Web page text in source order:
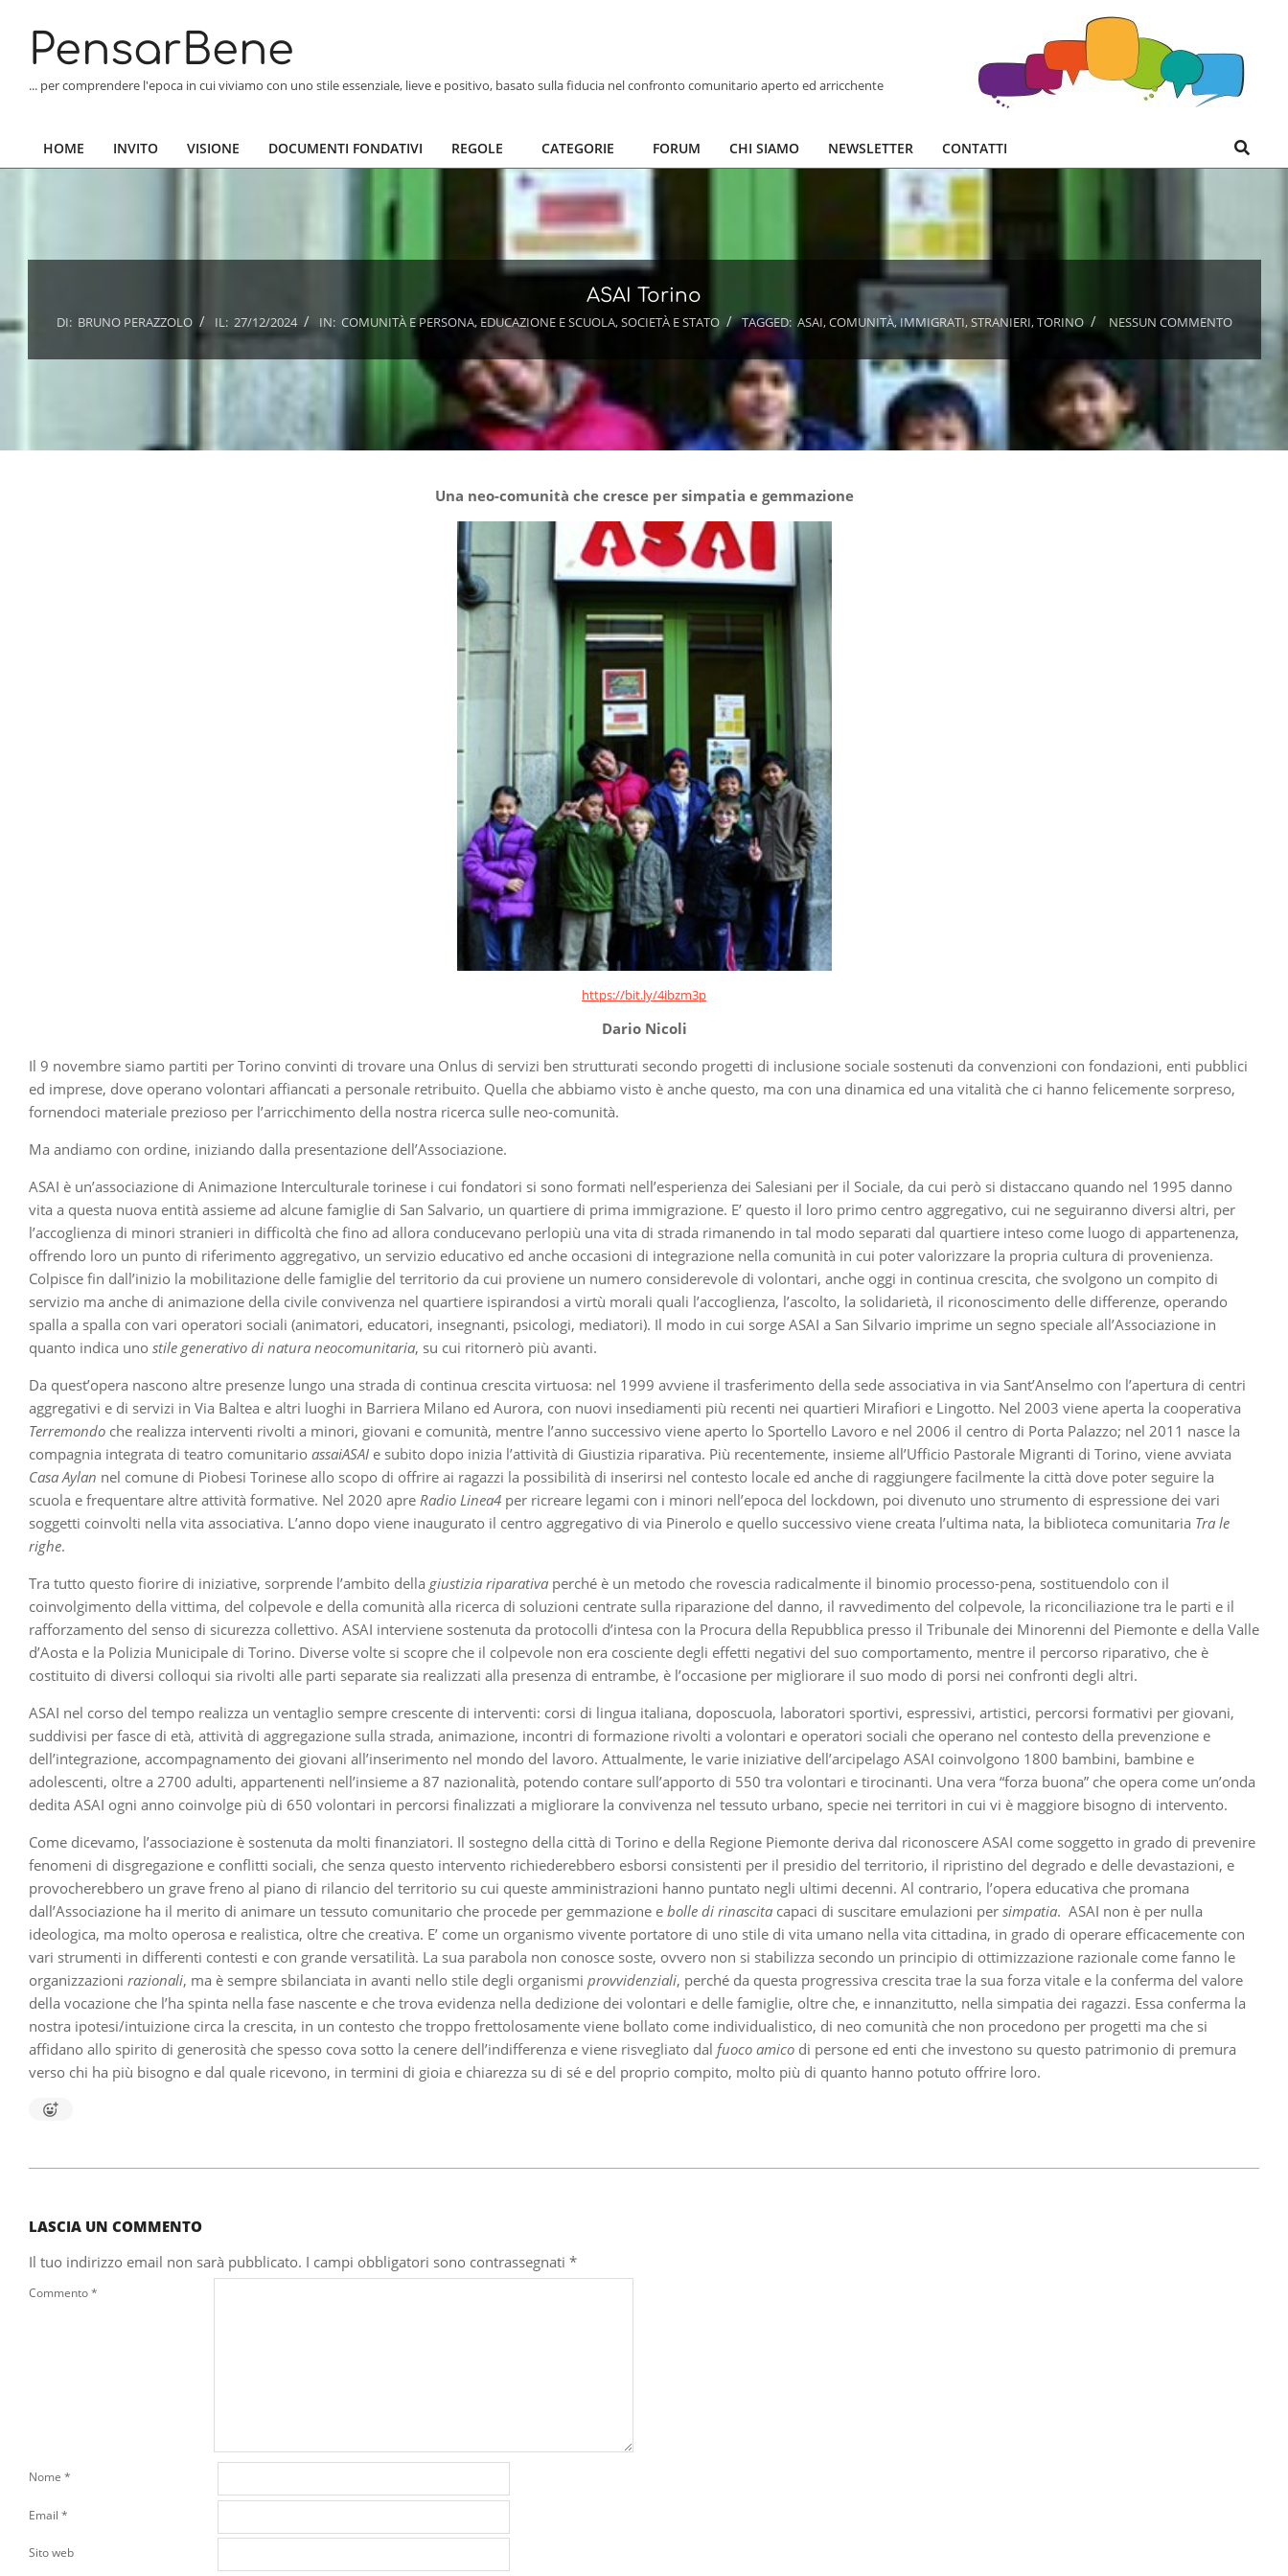
contentPensarBene
... per comprendere l'epoca in cui viviamo con uno stile essenziale, lieve e positivo, basato sulla fiducia nel confronto comunitario aperto ed arricchente
Primary
HOME INVITO VISIONE DOCUMENTI FONDATIVI REGOLE CATEGORIE FORUM CHI SIAMO NEWSLETTER CONTATTI Search
ASAI Torino
DI: BRUNO PERAZZOLO IL: 27/12/2024 IN: COMUNITÀ E PERSONA, EDUCAZIONE E SCUOLA,SOCIETÀ E STATO TAGGED: ASAI,COMUNITÀ,IMMIGRATI,STRANIERI,TORINO NESSUN COMMENTO
Una neo-comunità che cresce per simpatia e gemmazione
https://bit.ly/4ibzm3p
Dario Nicoli
Il 9 novembre siamo partiti per Torino convinti di trovare una Onlus di servizi ben strutturati secondo progetti di inclusione sociale sostenuti da convenzioni con fondazioni, enti pubblici
ed imprese, dove operano volontari affiancati a personale retribuito. Quella che abbiamo visto è anche questo, ma con una dinamica ed una vitalità che ci hanno felicemente sorpreso,
fornendoci materiale prezioso per l’arricchimento della nostra ricerca sulle neo-comunità.
Ma andiamo con ordine, iniziando dalla presentazione dell’Associazione.
ASAI è un’associazione di Animazione Interculturale torinese i cui fondatori si sono formati nell’esperienza dei Salesiani per il Sociale, da cui però si distaccano quando nel 1995 danno
vita a questa nuova entità assieme ad alcune famiglie di San Salvario, un quartiere di prima immigrazione. E’ questo il loro primo centro aggregativo, cui ne seguiranno diversi altri, per
l’accoglienza di minori stranieri in difficoltà che fino ad allora conducevano perlopiù una vita di strada rimanendo in tal modo separati dal quartiere inteso come luogo di appartenenza,
offrendo loro un punto di riferimento aggregativo, un servizio educativo ed anche occasioni di integrazione nella comunità in cui poter valorizzare la propria cultura di provenienza.
Colpisce fin dall’inizio la mobilitazione delle famiglie del territorio da cui proviene un numero considerevole di volontari, anche oggi in continua crescita, che svolgono un compito di
servizio ma anche di animazione della civile convivenza nel quartiere ispirandosi a virtù morali quali l’accoglienza, l’ascolto, la solidarietà, il riconoscimento delle differenze, operando
spalla a spalla con vari operatori sociali (animatori, educatori, insegnanti, psicologi, mediatori). Il modo in cui sorge ASAI a San Silvario imprime un segno speciale all’Associazione in
quanto indica uno stile generativo di natura neocomunitaria, su cui ritornerò più avanti.
Da quest’opera nascono altre presenze lungo una strada di continua crescita virtuosa: nel 1999 avviene il trasferimento della sede associativa in via Sant’Anselmo con l’apertura di centri
aggregativi e di servizi in Via Baltea e altri luoghi in Barriera Milano ed Aurora, con nuovi insediamenti più recenti nei quartieri Mirafiori e Lingotto. Nel 2003 viene aperta la cooperativa
Terremondo che realizza interventi rivolti a minori, giovani e comunità, mentre l’anno successivo viene aperto lo Sportello Lavoro e nel 2006 il centro di Porta Palazzo; nel 2011 nasce la
compagnia integrata di teatro comunitario assaiASAI e subito dopo inizia l’attività di Giustizia riparativa. Più recentemente, insieme all’Ufficio Pastorale Migranti di Torino, viene avviata
Casa Aylan nel comune di Piobesi Torinese allo scopo di offrire ai ragazzi la possibilità di inserirsi nel contesto locale ed anche di raggiungere facilmente la città dove poter seguire la
scuola e frequentare altre attività formative. Nel 2020 apre Radio Linea4 per ricreare legami con i minori nell’epoca del lockdown, poi divenuto uno strumento di espressione dei vari
soggetti coinvolti nella vita associativa. L’anno dopo viene inaugurato il centro aggregativo di via Pinerolo e quello successivo viene creata l’ultima nata, la biblioteca comunitaria Tra le
righe.
Tra tutto questo fiorire di iniziative, sorprende l’ambito della giustizia riparativa perché è un metodo che rovescia radicalmente il binomio processo-pena, sostituendolo con il
coinvolgimento della vittima, del colpevole e della comunità alla ricerca di soluzioni centrate sulla riparazione del danno, il ravvedimento del colpevole, la riconciliazione tra le parti e il
rafforzamento del senso di sicurezza collettivo. ASAI interviene sostenuta da protocolli d’intesa con la Procura della Repubblica presso il Tribunale dei Minorenni del Piemonte e della Valle
d’Aosta e la Polizia Municipale di Torino. Diverse volte si scopre che il colpevole non era cosciente degli effetti negativi del suo comportamento, mentre il percorso riparativo, che è
costituito di diversi colloqui sia rivolti alle parti separate sia realizzati alla presenza di entrambe, è l’occasione per migliorare il suo modo di porsi nei confronti degli altri.
ASAI nel corso del tempo realizza un ventaglio sempre crescente di interventi: corsi di lingua italiana, doposcuola, laboratori sportivi, espressivi, artistici, percorsi formativi per giovani,
suddivisi per fasce di età, attività di aggregazione sulla strada, animazione, incontri di formazione rivolti a volontari e operatori sociali che operano nel contesto della prevenzione e
dell’integrazione, accompagnamento dei giovani all’inserimento nel mondo del lavoro. Attualmente, le varie iniziative dell’arcipelago ASAI coinvolgono 1800 bambini, bambine e
adolescenti, oltre a 2700 adulti, appartenenti nell’insieme a 87 nazionalità, potendo contare sull’apporto di 550 tra volontari e tirocinanti. Una vera “forza buona” che opera come un’onda
dedita ASAI ogni anno coinvolge più di 650 volontari in percorsi finalizzati a migliorare la convivenza nel tessuto urbano, specie nei territori in cui vi è maggiore bisogno di intervento.
Come dicevamo, l’associazione è sostenuta da molti finanziatori. Il sostegno della città di Torino e della Regione Piemonte deriva dal riconoscere ASAI come soggetto in grado di prevenire
fenomeni di disgregazione e conflitti sociali, che senza questo intervento richiederebbero esborsi consistenti per il presidio del territorio, il ripristino del degrado e delle devastazioni, e
provocherebbero un grave freno al piano di rilancio del territorio su cui queste amministrazioni hanno puntato negli ultimi decenni. Al contrario, l’opera educativa che promana
dall’Associazione ha il merito di animare un tessuto comunitario che procede per gemmazione e bolle di rinascita capaci di suscitare emulazioni per simpatia. ASAI non è per nulla
ideologica, ma molto operosa e realistica, oltre che creativa. E’ come un organismo vivente portatore di uno stile di vita umano nella vita cittadina, in grado di operare efficacemente con
vari strumenti in differenti contesti e con grande versatilità. La sua parabola non conosce soste, ovvero non si stabilizza secondo un principio di ottimizzazione razionale come fanno le
organizzazioni razionali, ma è sempre sbilanciata in avanti nello stile degli organismi provvidenziali, perché da questa progressiva crescita trae la sua forza vitale e la conferma del valore
della vocazione che l’ha spinta nella fase nascente e che trova evidenza nella dedizione dei volontari e delle famiglie, oltre che, e innanzitutto, nella simpatia dei ragazzi. Essa conferma la
nostra ipotesi/intuizione circa la crescita, in un contesto che troppo frettolosamente viene bollato come individualistico, di neo comunità che non procedono per progetti ma che si
affidano allo spirito di generosità che spesso cova sotto la cenere dell’indifferenza e viene risvegliato dal fuoco amico di persone ed enti che investono su questo patrimonio di premura
verso chi ha più bisogno e dal quale ricevono, in termini di gioia e chiarezza su di sé e del proprio compito, molto più di quanto hanno potuto offrire loro.
27
LASCIA UN COMMENTO
Il tuo indirizzo email non sarà pubblicato. I campi obbligatori sono contrassegnati *
Commento*
Nome *
Email *
Sito web